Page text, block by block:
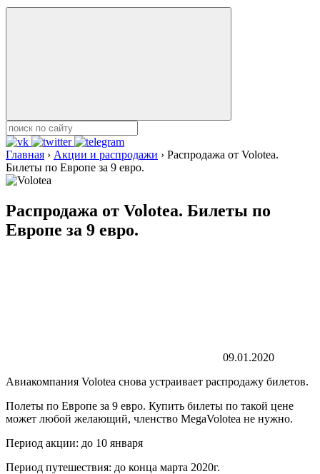
Главная › Акции и распродажи › Распродажа от Volotea.
Билеты по Европе за 9 евро.
Распродажа от Volotea. Билеты по
Европе за 9 евро.
09.01.2020
Авиакомпания Volotea снова устраивает распродажу билетов.
Полеты по Европе за 9 евро. Купить билеты по такой цене
может любой желающий, членство MegaVolotea не нужно.
Период акции: до 10 января
Период путешествия: до конца марта 2020г.